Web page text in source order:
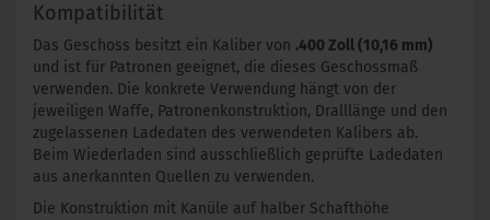
Kompatibilität
Das Geschoss besitzt ein Kaliber von .400 Zoll (10,16 mm)
und ist für Patronen geeignet, die dieses Geschossmaß
verwenden. Die konkrete Verwendung hängt von der
jeweiligen Waffe, Patronenkonstruktion, Dralllänge und den
zugelassenen Ladedaten des verwendeten Kalibers ab.
Beim Wiederladen sind ausschließlich geprüfte Ladedaten
aus anerkannten Quellen zu verwenden.
Die Konstruktion mit Kanüle auf halber Schafthöhe